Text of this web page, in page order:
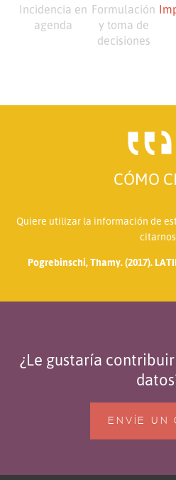
Incidencia en
agenda
Formulación
y toma de
decisiones
CÓMO
Quiere utilizar la información de
Pogrebinschi, Thamy. (2017).
¿Le gustaría
ENVÍE UN